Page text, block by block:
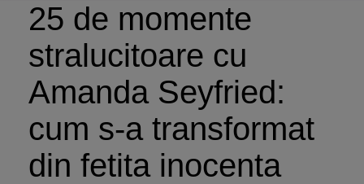
25 de momente
stralucitoare cu
Amanda Seyfried:
cum s-a transformat
din fetita inocenta